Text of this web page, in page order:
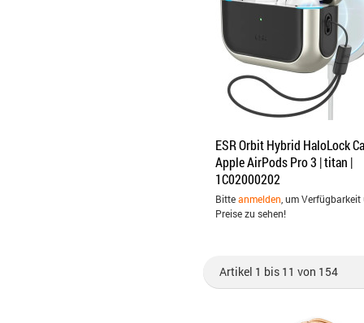
ESR Orbit Hybrid HaloLock
Apple AirPods Pro 3 | titan |
1C02000202
Bitteanmelden , um
Preise zu sehen!
Artikel 1 bis 11 von 154